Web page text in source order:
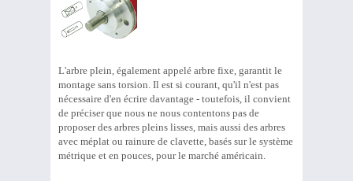
L'arbre plein, également appelé arbre fixe, garantit le
montage sans torsion. Il est si courant, qu'il n'est pas
nécessaire d'en écrire davantage - toutefois, il convient
de préciser que nous ne nous contentons pas de
proposer des arbres pleins lisses, mais aussi des arbres
avec méplat ou rainure de clavette, basés sur le système
métrique et en pouces, pour le marché américain.